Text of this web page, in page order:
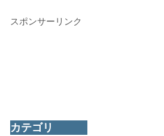
スポンサーリンク
カテゴリ